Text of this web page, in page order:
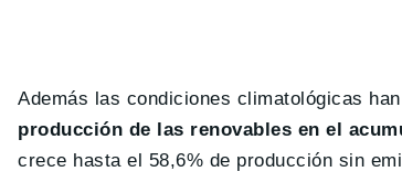
Además las condiciones climatológicas
producción de las renovables en el
crece hasta el 58,6% de producción sin